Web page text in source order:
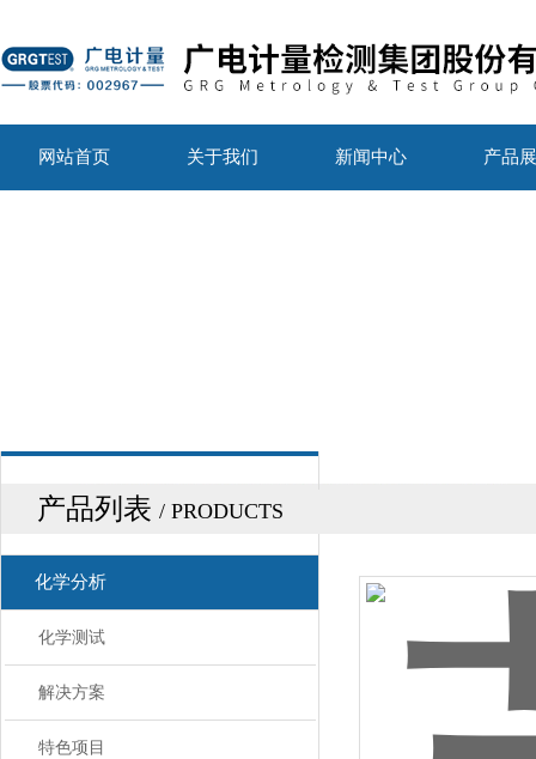
网站首页 关于我们 新闻中心 产品
产品列表 / PRODUCTS
化学分析
化学测试
解决方案
特色项目